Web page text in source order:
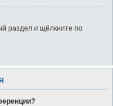
раздел и щёлкните по